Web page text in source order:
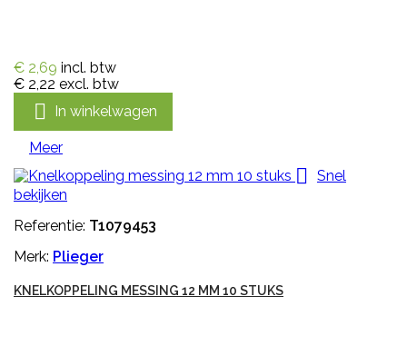
€ 2,69 incl. btw
€ 2,22 excl. btw
 In winkelwagen
Meer

Snel
bekijken
Referentie: T1079453
Merk: Plieger
KNELKOPPELING MESSING 12 MM 10 STUKS